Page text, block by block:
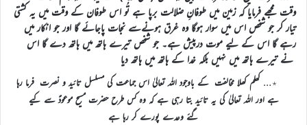
وقت مجھے فرمایا کہ زمین میں طوفانِ ضلالت برپا ہے تُو اس طوفان کے وقت میں یہ کشتی
تیار کر جو شخص اس میں سوار ہوگا وہ غرق ہونےسے نجات پاجائے گا اور جو انکار میں
رہے گا اس کے لیے موت درپیش ہے۔ جو شخص تیرے ہاتھ میں ہاتھ دے گا اس
نے تیرے ہاتھ میں نہیں بلکہ خدا کے ہاتھ میں ہاتھ دیا
٭… کھلم کھلا مخالفت کے باوجود اللہ تعالیٰ اس جماعت کی مسلسل تائید و نصرت فرما رہا
ہے اور اللہ تعالیٰ کی یہ تائید بتا رہی ہے کہ وہ کس طرح حضرت مسیح موعودؑ سے کیے
گئے وعدے پورے کر رہا ہے